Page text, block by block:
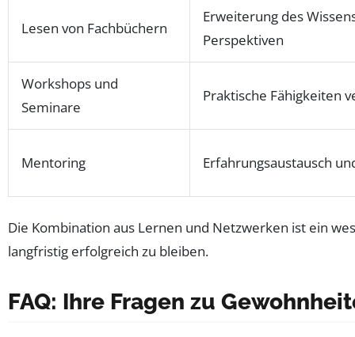
Lesen von Fachbüchern
Erweiterung des
Perspektiven
Workshops und
Seminare
Praktische Fähigkeiten
Mentoring Erfahrungsaustausch
Die Kombination aus Lernen und Netzwerken ist ein
langfristig erfolgreich zu bleiben.
FAQ: Ihre Fragen zu